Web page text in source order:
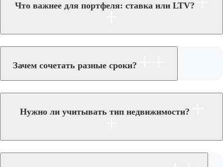
Что важнее для портфеля: ставка или LTV?
Зачем сочетать разные сроки?
Нужно ли учитывать тип недвижимости?